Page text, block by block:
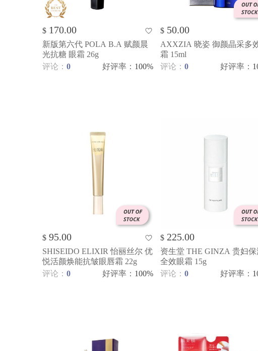
$ 170.00
新版第六代 POLA B.A 赋颜晨
光抗糖 眼霜 26g
评论： 0 好评率 ： 100%
$ 50.00
AXXZIA 晓姿 御颜晶采多
霜 15ml
评论： 0 好评率 ：
$ 95.00
SHISEIDO ELIXIR 怡丽丝尔 优
悦活颜焕能抗皱眼唇霜 22g
评论： 0 好评率 ： 100%
$ 225.00
资生堂 THE GINZA 贵妇保
全效眼霜 15g
评论： 0 好评率 ：